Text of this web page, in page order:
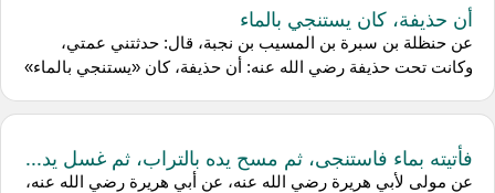
أن حذيفة، كان يستنجي بالماء
عن حنظلة بن سبرة بن المسيب بن نجبة، قال: حدثتني عمتي،
وكانت تحت حذيفة رضي الله عنه: أن حذيفة، كان «يستنجي بالماء»
فأتيته بماء فاستنجى، ثم مسح يده بالتراب، ثم غسل يد...
عن مولى لأبي هريرة رضي الله عنه، عن أبي هريرة رضي الله عنه،